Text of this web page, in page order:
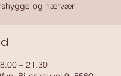
og nærvær
– 21.30